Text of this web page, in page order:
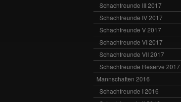
Schachfreunde III 2017
Schachfreunde IV 2017
Schachfreunde V 2017
Schachfreunde VI 2017
Schachfreunde VII 2017
Schachfreunde Reserve 2017
Mannschaften 2016
Schachfreunde I 2016